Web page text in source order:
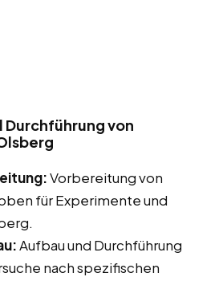
von
Vorbereitung von
für Experimente und
Aufbau und Durchführung
nach spezifischen